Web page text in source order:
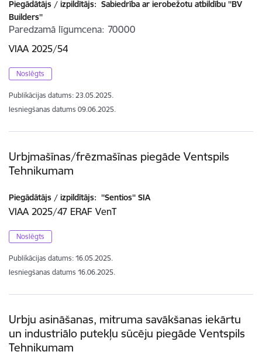
Piegādātājs / izpildītājs: Sabiedrība ar ierobežotu atbildību ''BV
Builders''
Paredzamā līgumcena 70000
VIAA 2025/54
Noslēgts
Publikācijas datums: 23.05.2025.
Iesniegšanas datums 09.06.2025.
Urbjmašīnas/frēzmašīnas piegāde Ventspils
Tehnikumam
Piegādātājs / izpildītājs: ''Sentios'' SIA
VIAA 2025/47 ERAF VenT
Noslēgts
Publikācijas datums: 16.05.2025.
Iesniegšanas datums 16.06.2025.
Urbju asināšanas, mitruma savākšanas iekārtu
un industriālo putekļu sūcēju piegāde Ventspils
Tehnikumam